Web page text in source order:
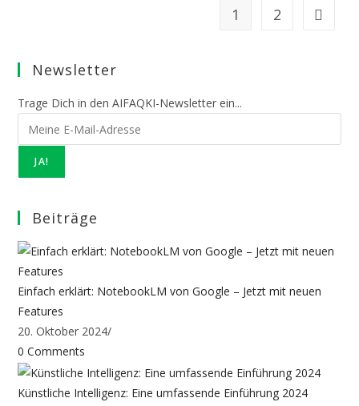
1 2 Zur
Newsletter
Trage Dich in den AIFAQKI-Newsletter ein...
JA!
Beiträge
Einfach erklärt: NotebookLM von Google – Jetzt mit neuen
Features
20. Oktober 2024/
0 Comments
Künstliche Intelligenz: Eine umfassende Einführung 2024